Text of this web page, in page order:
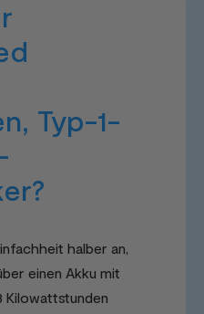
Typ-1-
halber an,
einen Akku mit
Kilowattstunden